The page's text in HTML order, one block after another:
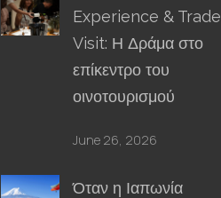
Experience & Trade
Visit: Η Δράμα στο
επίκεντρο του
οινοτουρισμού
June 26, 2026
Όταν η Ιαπωνία